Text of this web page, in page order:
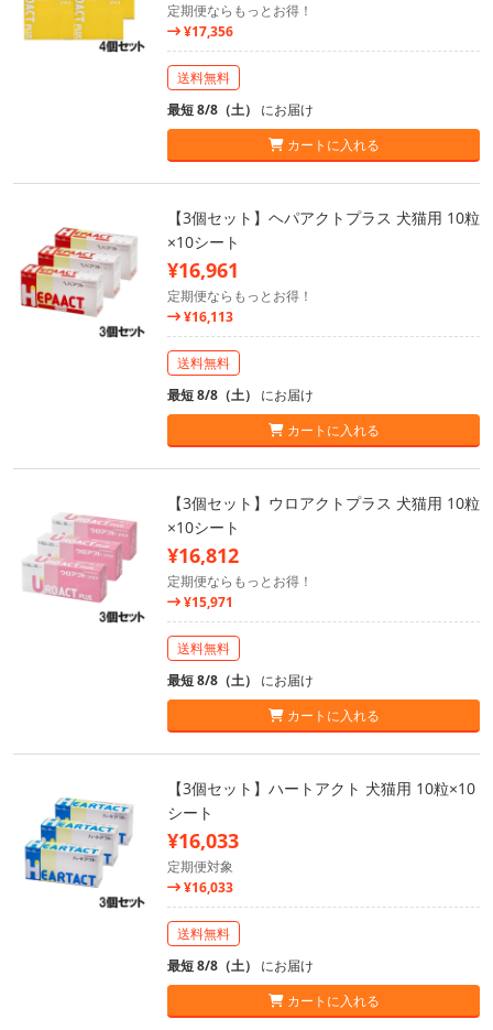
定期便ならもっとお得！
¥17,356
送料無料
最短 8/8（土） にお届け
カートに入れる
【3個セット】ヘパアクトプラス 犬猫用 10粒
×10シート
¥16,961
定期便ならもっとお得！
¥16,113
送料無料
最短 8/8（土） にお届け
カートに入れる
【3個セット】ウロアクトプラス 犬猫用 10粒
×10シート
¥16,812
定期便ならもっとお得！
¥15,971
送料無料
最短 8/8（土） にお届け
カートに入れる
【3個セット】ハートアクト 犬猫用 10粒×10
シート
¥16,033
定期便対象
¥16,033
送料無料
最短 8/8（土） にお届け
カートに入れる